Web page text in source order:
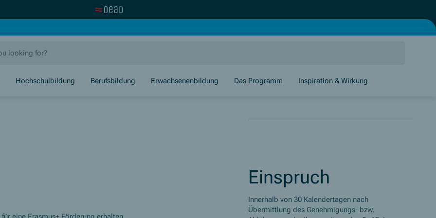
Hochschulbildung Berufsbildung Erwachsenenbildung Das Programm Inspiration & Wirkung
Einspruch
Innerhalb von 30 Kalendertagen nach
Übermittlung des Genehmigungs- bzw.